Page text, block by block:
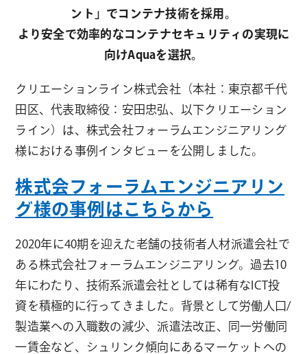
ント」でコンテナ技術を採用。
より安全で効率的なコンテナセキュリティの実現に
向けAquaを選択。
クリエーションライン株式会社（本社：東京都千代
田区、代表取締役：安田忠弘、以下クリエーション
ライン）は、株式会社フォーラムエンジニアリング
様における事例インタビューを公開しました。
株式会フォーラムエンジニアリン
グ様の事例はこちらから
2020年に40期を迎えた老舗の技術者人材派遣会社で
ある株式会社フォーラムエンジニアリング。過去10
年にわたり、技術系派遣会社としては稀有なICT投
資を積極的に行ってきました。背景として労働人口/
製造業への入職数の減少、派遣法改正、同一労働同
一賃金など、シュリンク傾向にあるマーケットへの